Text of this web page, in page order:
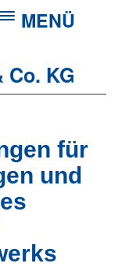
MENÜ
Co. KG
für
und